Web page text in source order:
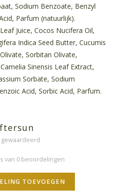
Sodium Benzoate, Benzyl
Parfum (natuurlijk).
Juice, Cocos Nucifera Oil,
Indica Seed Butter, Cucumis
Sorbitan Olivate,
Sinensis Leaf Extract,
Sorbate, Sodium
Acid, Sorbic Acid, Parfum.
van 0 beoordelingen
TOEVOEGEN